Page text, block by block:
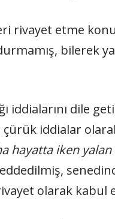
rivayet etme
bilerek
iddialarını dile
çürük iddialar
hayatta iken
olarak kabul